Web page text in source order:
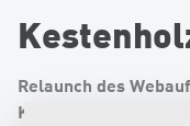
Relaunch des
Kestenholz Gruppe.